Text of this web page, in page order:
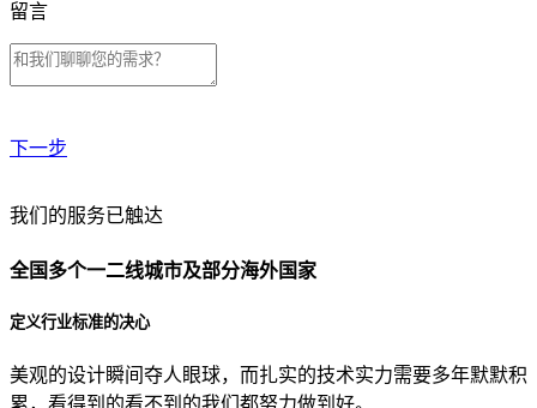
留言
下一步
贵公司预算范围是？
贵公司的团队规模是？
目前主要的营销渠道是？
我们的服务已触达
全国多个一二线城市及部分海外国家
定义行业标准的决心
美观的设计瞬间夺人眼球，而扎实的技术实力需要多年默默积
累，看得到的看不到的我们都努力做到好。